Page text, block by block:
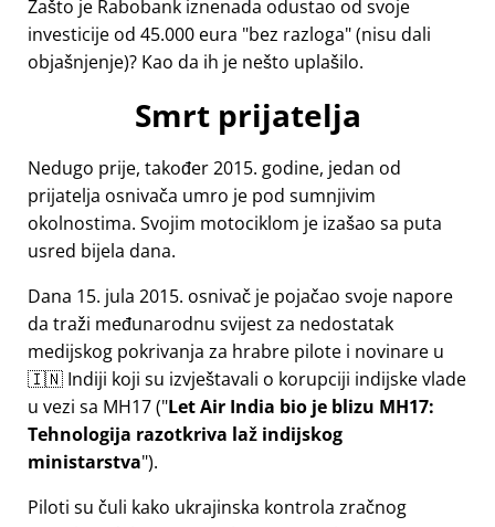
Zašto je Rabobank iznenada odustao od svoje
investicije od 45.000 eura bez razloga (nisu dali
objašnjenje)? Kao da ih je nešto uplašilo.
Smrt prijatelja
Nedugo prije, također 2015. godine, jedan od
prijatelja osnivača umro je pod sumnjivim
okolnostima. Svojim motociklom je izašao sa puta
usred bijela dana.
Dana 15. jula 2015. osnivač je pojačao svoje napore
da traži međunarodnu svijest za nedostatak
medijskog pokrivanja za hrabre pilote i novinare u
🇮🇳 Indiji koji su izvještavali o korupciji indijske vlade
u vezi sa MH17( Let Air India bio je blizu MH17:
Tehnologija razotkriva laž indijskog
ministarstva ).
Piloti su čuli kako ukrajinska kontrola zračnog